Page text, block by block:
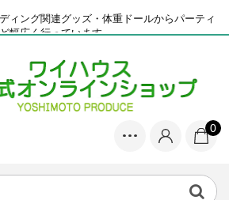
ィング関連グッズ・体重ドールからパーティ
幅広く行っています
0